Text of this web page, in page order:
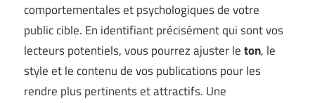
comportementales et psychologiques de votre
public cible. En identifiant précisément qui sont vos
lecteurs potentiels, vous pourrez ajuster leton, le
style et le contenu de vos publications pour les
rendre plus pertinents et attractifs. Une